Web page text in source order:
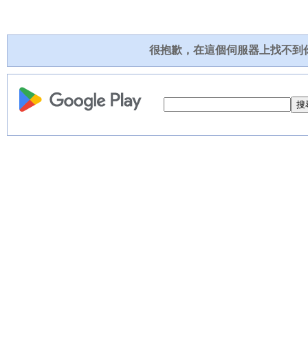
很抱歉，在這個伺服器上找不到